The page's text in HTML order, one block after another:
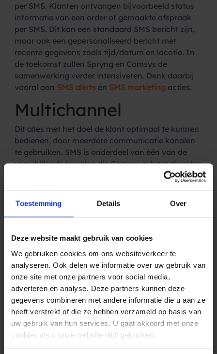
Toestemming Details Over
Deze website maakt gebruik van cookies
We gebruiken cookies om ons websiteverkeer te
analyseren. Ook delen we informatie over uw gebruik van
onze site met onze partners voor social media,
adverteren en analyse. Deze partners kunnen deze
gegevens combineren met andere informatie die u aan ze
heeft verstrekt of die ze hebben verzameld op basis van
uw gebruik van hun services. U gaat akkoord met onze
cookies als u onze website blijft gebruiken.
per SMS. Klanten ontvangen bijvoorbeeld status
informatie van een order of gemaakte afspraak
per SMS. Dit kan een standaard SMS bericht zijn,
maar ook een gepersonaliseerd bericht met
recente gegevens zoals tijd/datum en locatie. In
de toekomst zullen Spryng en Comsys de
samenwerking verder intensiveren. Denk daarbij
vooral aan SMS alerts en SMS marketing acties.
Multichannel
Dit alles met het doel de klant optimaal te kunnen
bedienen, door meerdere communicatie kanalen
te gebruiken. SMS is onderdeel van één van de
verschillende kanalen die Comsys in haar diensten
biedt. Zo ondersteunt SMS de Voice Respons en
gebruikt multidisciplinaire kanalen in haar
Contact Center Software. Multichanneling wordt
Over Spryng
Spryng levert wereldwijd SMS diensten voor de
zakelijke markt, met een klantenbestand van ruim
25.000 klanten. Spryng heeft in tien jaar tijd een
prominente plek in de mobiele dienstensector
verworven en heeft hierdoor in veel bedrijfstakken
gezamenlijk met haar klanten
interessantecasesweten te realiseren.